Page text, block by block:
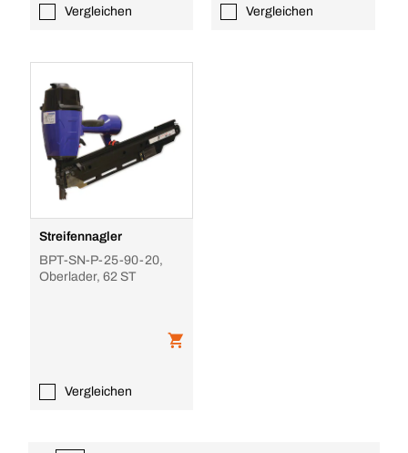
Vergleichen Vergleichen
Streifennagler
BPT-SN-P-25-90-20,
Oberlader, 62 ST
Vergleichen